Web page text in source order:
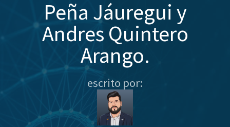
Peña Jáuregui y
Andres Quintero
Arango.
escrito por: